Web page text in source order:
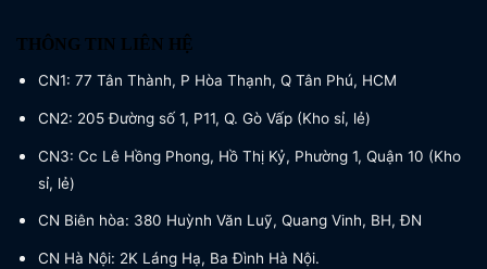
THÔNG TIN LIÊN HỆ
CN1: 77 Tân Thành, P Hòa Thạnh, Q Tân Phú, HCM
CN2: 205 Đường số 1, P11, Q. Gò Vấp (Kho sỉ, lẻ)
CN3: Cc Lê Hồng Phong, Hồ Thị Kỷ, Phường 1, Quận 10 (Kho
sỉ, lẻ)
CN Biên hòa: 380 Huỳnh Văn Luỹ, Quang Vinh, BH, ĐN
CN Hà Nội: 2K Láng Hạ, Ba Đình Hà Nội.